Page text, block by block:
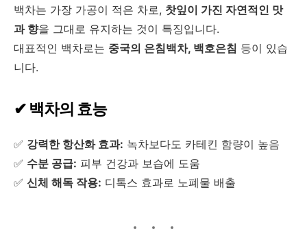
백차는 가장 가공이 적은 차로, 찻잎이 가진 자연적인 맛
과 향을 그대로 유지하는 것이 특징입니다.
대표적인 백차로는 중국의 은침백차, 백호은침 등이 있습
니다.
✔ 백차의 효능
✅ 강력한 항산화 효과: 녹차보다도 카테킨 함량이 높음
✅ 수분 공급: 피부 건강과 보습에 도움
✅ 신체 해독 작용: 디톡스 효과로 노폐물 배출